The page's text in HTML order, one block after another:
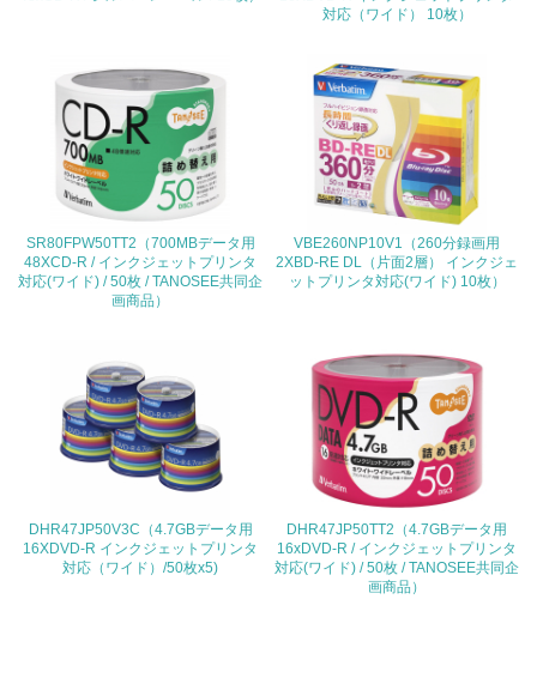
非該当（包装・物流を必要とする業務を行っていない）
<L1> 環境負荷ができるだけ小さい包装・梱包を行ってい
16.
<L2> 環境負荷ができるだけ小さい物流を行っている
非該当（化学物質を使用していない）
<L1> 化学物質の使用量及び外部（大気・水・土壌）への
排出量削減の取り組みを行っている
対応（ワイド） 10枚）
SR80FPW50TT2（700MBデータ用
48XCD-R / インクジェットプリンタ
対応(ワイド) / 50枚 / TANOSEE共同企
画商品）
VBE260NP10V1（260分録画用
2XBD-RE DL（片面2層） インクジェ
ットプリンタ対応(ワイド) 10枚）
DHR47JP50V3C（4.7GBデータ用
16XDVD-R インクジェットプリンタ
対応（ワイド）/50枚x5)
DHR47JP50TT2（4.7GBデータ用
16xDVD-R / インクジェットプリンタ
対応(ワイド) / 50枚 / TANOSEE共同企
画商品）